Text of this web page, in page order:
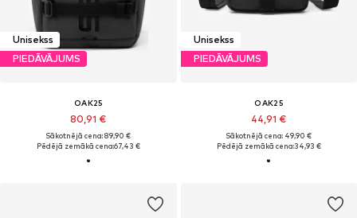
Unisekss
PIEDĀVĀJUMS
OAK25
80,91 €
Sākotnējā cena: 89,90 €
Pēdējā zemākā cena:67,43 €
Unisekss
PIEDĀVĀJUMS
OAK25
44,91 €
Sākotnējā cena: 49,90 €
Pēdējā zemākā cena:34,93 €